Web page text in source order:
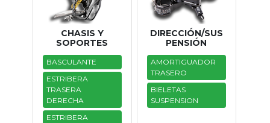
CHASIS Y
SOPORTES
BASCULANTE
ESTRIBERA
TRASERA
DERECHA
ESTRIBERA
DIRECCIÓN/SUS
PENSIÓN
AMORTIGUADOR
TRASERO
BIELETAS
SUSPENSION